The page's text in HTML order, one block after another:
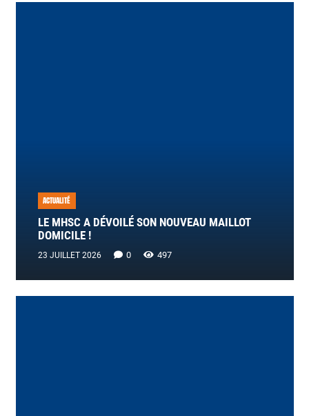
ACTUALITÉ
LE MHSC A DÉVOILÉ SON NOUVEAU MAILLOT
DOMICILE !
23 JUILLET 2026 0 497